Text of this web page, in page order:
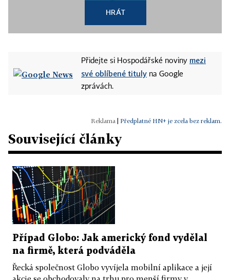
HRÁT
Přidejte si Hospodářské noviny mezi
své oblíbené tituly na Google
zprávách.
Předplatné HN+ je zcela bez reklam.
Související články
Případ Globo: Jak americký fond vydělal
na firmě, která podváděla
Řecká společnost Globo vyvíjela mobilní aplikace a její